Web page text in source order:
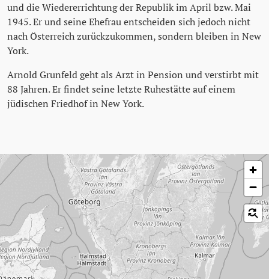
und die Wiedererrichtung der Republik im April bzw. Mai
1945. Er und seine Ehefrau entscheiden sich jedoch nicht
nach Österreich zurückzukommen, sondern bleiben in New
York.
Arnold Grunfeld geht als Arzt in Pension und verstirbt mit
88 Jahren. Er findet seine letzte Ruhestätte auf einem
jüdischen Friedhof in New York.
Karte überspringen